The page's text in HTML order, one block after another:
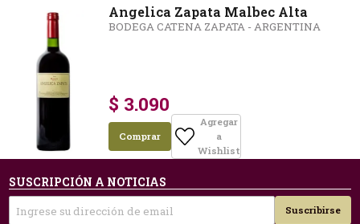
Angelica Zapata Malbec Alta
BODEGA CATENA ZAPATA - ARGENTINA
$ 3.090
Comprar
Agregar
a
Wishlist
SUSCRIPCIÓN A NOTICIAS
Suscribirse